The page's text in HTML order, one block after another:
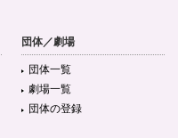
団体／劇場
団体一覧
劇場一覧
団体の登録